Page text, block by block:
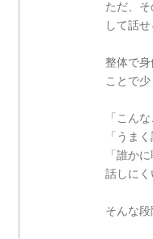
ただ、
して話
整体で
ことで
「こん
「うま
「誰か
話しにく
そんな段